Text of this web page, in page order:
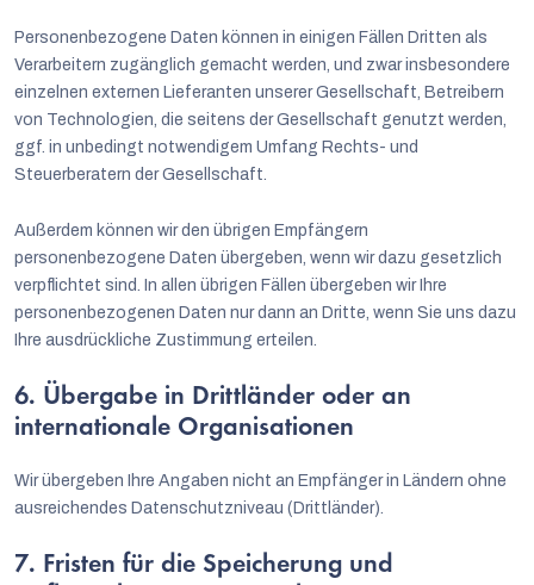
Personenbezogene Daten können in einigen Fällen Dritten als
Verarbeitern zugänglich gemacht werden, und zwar insbesondere
einzelnen externen Lieferanten unserer Gesellschaft, Betreibern
von Technologien, die seitens der Gesellschaft genutzt werden,
ggf. in unbedingt notwendigem Umfang Rechts- und
Steuerberatern der Gesellschaft.
Außerdem können wir den übrigen Empfängern
personenbezogene Daten übergeben, wenn wir dazu gesetzlich
verpflichtet sind. In allen übrigen Fällen übergeben wir Ihre
personenbezogenen Daten nur dann an Dritte, wenn Sie uns dazu
Ihre ausdrückliche Zustimmung erteilen.
6. Übergabe in Drittländer oder an
internationale Organisationen
Wir übergeben Ihre Angaben nicht an Empfänger in Ländern ohne
ausreichendes Datenschutzniveau (Drittländer).
7. Fristen für die Speicherung und